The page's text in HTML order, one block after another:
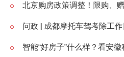
北京购房政策调整！限购、
问政 | 成都摩托车驾考除工
智能“好房子”什么样？看安